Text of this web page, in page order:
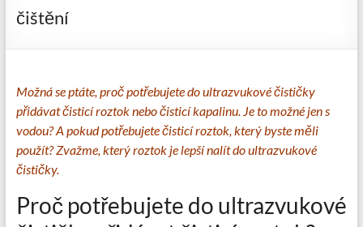
čištění
Možná se ptáte, proč potřebujete do ultrazvukové čističky
přidávat čisticí roztok nebo čisticí kapalinu. Je to možné jen s
vodou? A pokud potřebujete čisticí roztok, který byste měli
použít? Zvažme, který roztok je lepší nalít do ultrazvukové
čističky.
Proč potřebujete do ultrazvukové